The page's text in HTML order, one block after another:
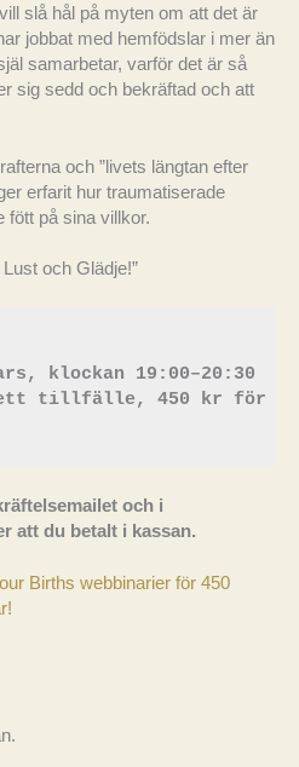
slå hål på myten om att det är
jobbat med hemfödslar i mer än
samarbetar, varför det är så
sig sedd och bekräftad och att
och ”livets längtan efter
erfarit hur traumatiserade
fött på sina villkor.
och Glädje!”
klockan 19:00–20:30
tillfälle, 450 kr för en
och i
att du betalt i kassan.
Births webbinarier för 450